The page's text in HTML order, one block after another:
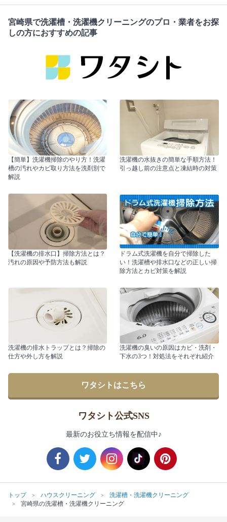
宮崎県で洗濯槽・洗濯機クリーニングのプロ・業者をお探
しの方におすすめの記事
【簡単】洗濯機掃除のやり方！洗濯
槽の汚れやカビ取り方法を洗剤別で
解説
洗濯機の水抜きの簡単な手順方法！
引っ越し前の注意点と凍結時の対策
【洗濯機の排水口】掃除方法とは？
汚れの原因や予防方法も解説
ドラム式洗濯機を自分で掃除した
い！洗濯槽や排水口などの正しい掃
除方法とカビ対策を解説
洗濯機の排水トラップとは？掃除の
仕方や外し方を解説
洗濯機の臭いの原因はカビ・洗剤・
下水の3つ！対処法をそれぞれ紹介
ワタシトはこちら
ワタシト公式SNS
最新のお役立ち情報を配信中♪
トップ ハウスクリーニング
洗濯槽・洗濯機クリーニング
宮崎県の洗濯槽・洗濯機クリーニング